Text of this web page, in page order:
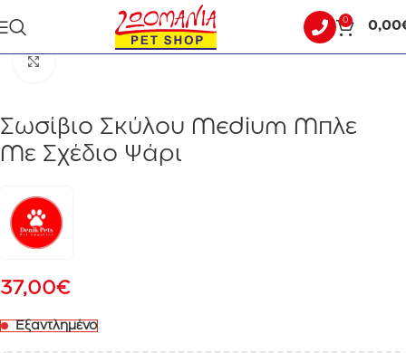
0 0,00
ΣΚΥΛΟΣ ΚΑΛΟΚΑΙΡΙΝΑ
Σωσίβιο Σκύλου Medium Μπλε
Με Σχέδιο Ψάρι
37,00€
Εξαντλημένο